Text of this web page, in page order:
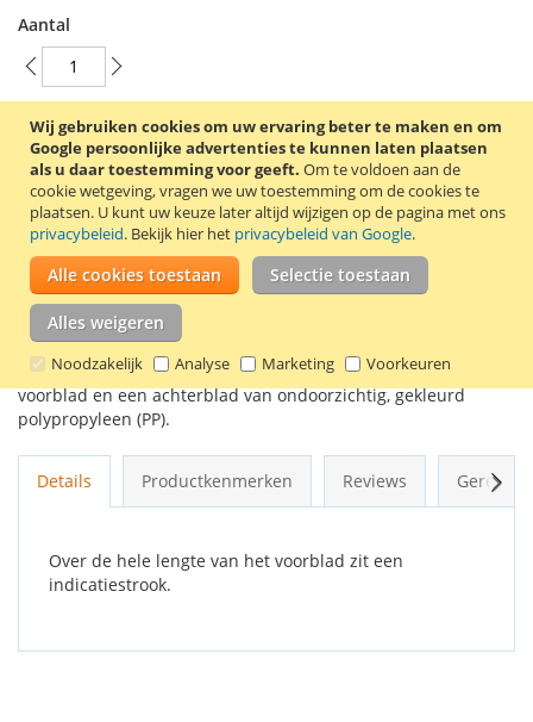
Wij gebruiken cookies om uw ervaring beter te maken en om
Google persoonlijke advertenties te kunnen laten plaatsen
als u daar toestemming voor geeft. Om te voldoen aan de
cookie wetgeving, vragen we uw toestemming om de cookies te
plaatsen. U kunt uw keuze later altijd wijzigen op de pagina met ons
privacybeleid. Bekijk hier het privacybeleid van Google.
Alle cookies toestaan Selectie toestaan
Alles weigeren
Noodzakelijk Analyse Marketing Voorkeuren
Aantal
In Winkelwagen
VOEG TOE AAN VERLANGLIJST
TOEVOEGEN OM TE VERGELIJKEN
10 Gele snelhechters van het merk Quantore voor A4
papierformaat. De snelhechters hebben een glashelder
voorblad en een achterblad van ondoorzichtig, gekleurd
polypropyleen (PP).
Details Productkenmerken Reviews
Over de hele lengte van het voorblad zit een
indicatiestrook.